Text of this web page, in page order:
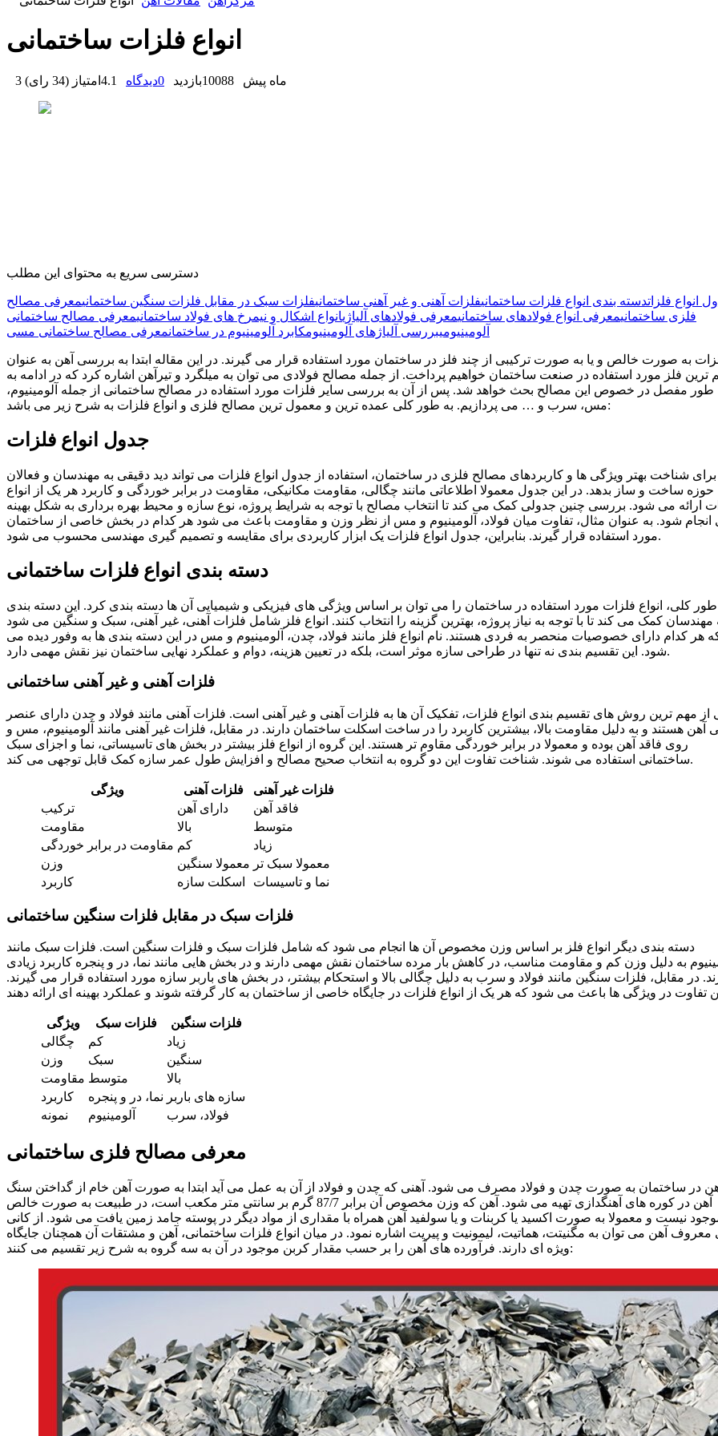
انواع فلزات ساختمانی
3 ماه پیش 10088بازدید 0دیدگاه 4.1 امتیاز (34 رای )
دسترسی سریع به محتوای این مطلب
انواع فلزاتدسته بندی انواع فلزات ساختمانیفلزات آهنی و غیر آهنی ساختمانیفلزات سبک در مقابل فلزات سنگین ساختمانیمعرفی مصالح
فلزی ساختمانیمعرفی انواع فولادهای ساختمانیمعرفی فولادهای آلیاژیانواع اشکال و نیمرخ های فولاد ساختمانیمعرفی مصالح ساختمانی
آلومینیومیبررسی آلیاژهای آلومینیومکابرد آلومینیوم در ساختمانمعرفی مصالح ساختمانی مسی
به صورت خالص و یا به صورت ترکیبی از چند فلز در ساختمان مورد استفاده قرار می گیرند. در این مقاله ابتدا به بررسی آهن به عنوان
ترین فلز مورد استفاده در صنعت ساختمان خواهیم پرداخت. از جمله مصالح فولادی می توان به میلگرد و تیرآهن اشاره کرد که در ادامه به
طور مفصل در خصوص این مصالح بحث خواهد شد. پس از آن به بررسی سایر فلزات مورد استفاده در مصالح ساختمانی از جمله آلومینیوم،
مس، سرب و … می پردازیم. به طور کلی عمده ترین و معمول ترین مصالح فلزی و انواع فلزات به شرح زیر می باشد:
جدول انواع فلزات
برای شناخت بهتر ویژگی ها و کاربردهای مصالح فلزی در ساختمان، استفاده از جدول انواع فلزات می تواند دید دقیقی به مهندسان و فعالان
حوزه ساخت و ساز بدهد. در این جدول معمولا اطلاعاتی مانند چگالی، مقاومت مکانیکی، مقاومت در برابر خوردگی و کاربرد هر یک از انواع
ارائه می شود. بررسی چنین جدولی کمک می کند تا انتخاب مصالح با توجه به شرایط پروژه، نوع سازه و محیط بهره برداری به شکل بهینه
انجام شود. به عنوان مثال، تفاوت میان فولاد، آلومینیوم و مس از نظر وزن و مقاومت باعث می شود هر کدام در بخش خاصی از ساختمان
مورد استفاده قرار گیرند. بنابراین، جدول انواع فلزات یک ابزار کاربردی برای مقایسه و تصمیم گیری مهندسی محسوب می شود.
دسته بندی انواع فلزات ساختمانی
طور کلی، انواع فلزات مورد استفاده در ساختمان را می توان بر اساس ویژگی های فیزیکی و شیمیایی آن ها دسته بندی کرد. این دسته بندی
مهندسان کمک می کند تا با توجه به نیاز پروژه، بهترین گزینه را انتخاب کنند. انواع فلز شامل فلزات آهنی، غیر آهنی، سبک و سنگین می شود
هر کدام دارای خصوصیات منحصر به فردی هستند. نام انواع فلز مانند فولاد، چدن، آلومینیوم و مس در این دسته بندی ها به وفور دیده می
شود. این تقسیم بندی نه تنها در طراحی سازه موثر است، بلکه در تعیین هزینه، دوام و عملکرد نهایی ساختمان نیز نقش مهمی دارد.
فلزات آهنی و غیر آهنی ساختمانی
از مهم ترین روش های تقسیم بندی انواع فلزات، تفکیک آن ها به فلزات آهنی و غیر آهنی است. فلزات آهنی مانند فولاد و چدن دارای عنصر
آهن هستند و به دلیل مقاومت بالا، بیشترین کاربرد را در ساخت اسکلت ساختمان دارند. در مقابل، فلزات غیر آهنی مانند آلومینیوم، مس و
روی فاقد آهن بوده و معمولا در برابر خوردگی مقاوم تر هستند. این گروه از انواع فلز بیشتر در بخش های تاسیساتی، نما و اجزای سبک
ساختمانی استفاده می شوند. شناخت تفاوت این دو گروه به انتخاب صحیح مصالح و افزایش طول عمر سازه کمک قابل توجهی می کند.
ویژگی فلزات آهنی
فلزات غیر آهنی
ترکیب
دارای آهن
فاقد آهن
مقاومت
بالا
متوسط
مقاومت در برابر خوردگی کم
زیاد
وزن
معمولا سنگین معمولا سبک تر
کاربرد
اسکلت سازه نما و تاسیسات
فلزات سبک در مقابل فلزات سنگین ساختمانی
دسته بندی دیگر انواع فلز بر اساس وزن مخصوص آن ها انجام می شود که شامل فلزات سبک و فلزات سنگین است. فلزات سبک مانند
به دلیل وزن کم و مقاومت مناسب، در کاهش بار مرده ساختمان نقش مهمی دارند و در بخش هایی مانند نما، در و پنجره کاربرد زیادی
در مقابل، فلزات سنگین مانند فولاد و سرب به دلیل چگالی بالا و استحکام بیشتر، در بخش های باربر سازه مورد استفاده قرار می گیرند.
ویژگی فلزات سبک
فلزات سنگین
چگالی
کم
زیاد
وزن
سبک
سنگین
مقاومت متوسط
بالا
کاربرد
نما، در و پنجره سازه های باربر
نمونه
آلومینیوم فولاد، سرب
معرفی مصالح فلزی ساختمانی
در ساختمان به صورت چدن و فولاد مصرف می شود. آهنی که چدن و فولاد از آن به عمل می آید ابتدا به صورت آهن خام از گداختن سنگ
آهن در کوره های آهنگدازی تهیه می شود. آهن که وزن مخصوص آن برابر 87/7 گرم بر سانتی متر مکعب است، در طبیعت به صورت خالص
نیست و معمولا به صورت اکسید یا کربنات و یا سولفید آهن همراه با مقداری از مواد دیگر در پوسته جامد زمین یافت می شود. از کانی
معروف آهن می توان به مگنیتت، هماتیت، لیمونیت و پیریت اشاره نمود. در میان انواع فلزات ساختمانی، آهن و مشتقات آن همچنان جایگاه
ویژه ای دارند. فرآورده های آهن را بر حسب مقدار کربن موجود در آن به سه گروه به شرح زیر تقسیم می کنند: